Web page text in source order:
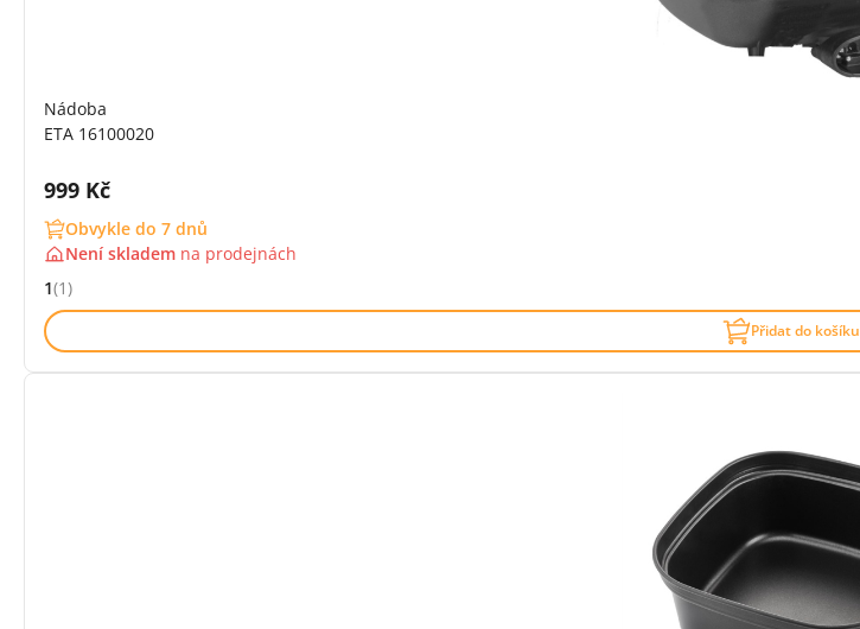
Nádoba
ETA 16100020
Cena s DPH:
999 Kč
Obvykle do 7 dnů
Není skladem na prodejnách
Hodnocení: 1 z 5 (1 recenzí)
1(1)
Přidat do košíku